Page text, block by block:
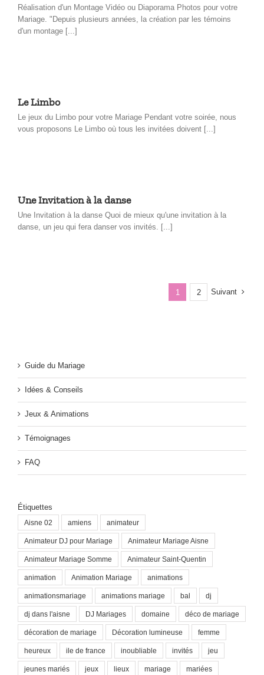
Réalisation d'un Montage Vidéo ou Diaporama Photos pour votre
Mariage. "Depuis plusieurs années, la création par les témoins
d'un montage [...]
Le Limbo
Le jeux du Limbo pour votre Mariage Pendant votre soirée, nous
vous proposons Le Limbo où tous les invitées doivent [...]
Une Invitation à la danse
Une Invitation à la danse Quoi de mieux qu'une invitation à la
danse, un jeu qui fera danser vos invités. [...]
1 2 Suivant
Guide du Mariage
Idées & Conseils
Jeux & Animations
Témoignages
FAQ
Étiquettes
Aisne 02 amiens animateur
Animateur DJ pour Mariage Animateur Mariage Aisne
Animateur Mariage Somme Animateur Saint-Quentin
animation Animation Mariage animations
animationsmariage animations mariage bal dj
dj dans l'aisne DJ Mariages domaine déco de mariage
décoration de mariage Décoration lumineuse femme
heureux ile de france inoubliable invités jeu
jeunes mariés jeux lieux mariage mariées